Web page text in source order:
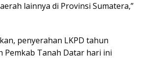
lainnya di Provinsi Sumatera,”
penyerahan LKPD tahun
Pemkab Tanah Datar hari ini